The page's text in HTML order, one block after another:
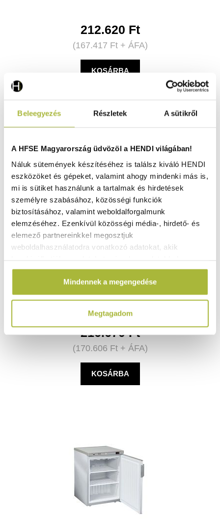
Beleegyezés Részletek A sütikről
A HFSE Magyarország üdvözöl a HENDI világában!
Náluk sütemények készítéséhez is találsz kiváló HENDI
eszközöket és gépeket, valamint ahogy mindenki más is,
mi is sütiket használunk a tartalmak és hirdetések
személyre szabásához, közösségi funkciók
biztosításához, valamint weboldalforgalmunk
elemzéséhez. Ezenkívül közösségi média-, hirdető- és
elemező partnereinkkel megosztjuk
weboldalhasználatodra vonatkozó adatokat, akik
amelyeket Te adtál meg számukra vagy az általad
használt más szolgáltatásokból gyűjtöttek.
Mindennek a megengedése
Megtagadom
212.620 Ft
(167.417 Ft+ ÁFA)
KOSÁRBA
240V/111W – 589x655x(H)838mm - HENDI 236062
Raktáron
216.670Ft
(170.606 Ft+ ÁFA)
KOSÁRBA